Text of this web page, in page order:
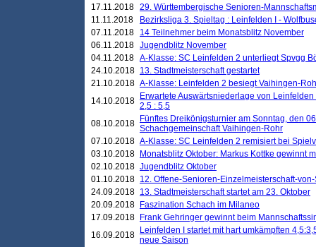
17.11.2018 29. Württembergische Senioren-
11.11.2018
Bezirksliga 3. Spieltag : Leinfelden I -
07.11.2018
14 Teilnehmer beim Monatsblitz November
06.11.2018 Jugendblitz November
04.11.2018 A-Klasse: SC Leinfelden 2 unterliegt Spvgg
24.10.2018 13. Stadtmeisterschaft gestartet
21.10.2018 A-Klasse: Leinfelden 2 besiegt Vaihingen-
14.10.2018
Erwartete Auswärtsniederlage von
2,5 : 5,5
08.10.2018
Fünftes Dreikönigsturnier am Sonntag, den
Schachgemeinschaft Vaihingen-Rohr
07.10.2018 A-Klasse: SC Leinfelden 2 remisiert bei
03.10.2018
Monatsblitz Oktober: Markus Kottke gewinnt
02.10.2018 Jugendblitz Oktober
01.10.2018 12. Offene-Senioren-Einzelmeisterschaft-
24.09.2018 13. Stadtmeisterschaft startet am 23. Oktober
20.09.2018
Faszination Schach im Milaneo
17.09.2018
Frank Gehringer gewinnt beim
16.09.2018
Leinfelden I startet mit hart umkämpften
neue Saison